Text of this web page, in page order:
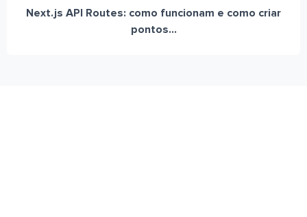
Next.js API Routes: como funcionam e como criar
pontos...